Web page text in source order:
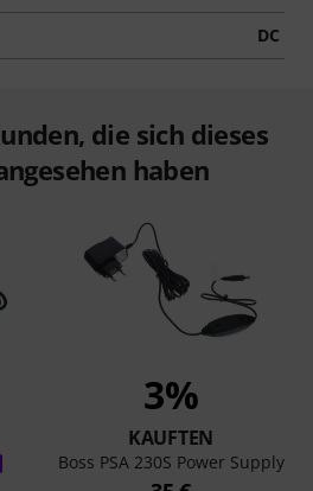
DC
die sich dieses
haben
3%
KAUFTEN
Boss PSA 230S Power Supply